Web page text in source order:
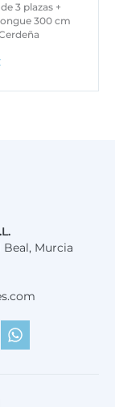
3 plazas +
300 cm
Beal, Murcia
W
h
a